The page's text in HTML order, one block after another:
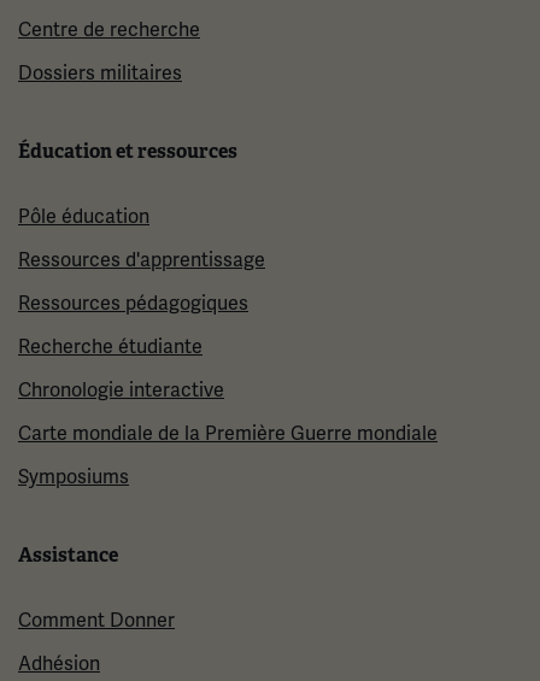
Centre de recherche
Dossiers militaires
Éducation et ressources
Pôle éducation
Ressources d'apprentissage
Ressources pédagogiques
Recherche étudiante
Chronologie interactive
Carte mondiale de la Première Guerre mondiale
Symposiums
Assistance
Comment Donner
Adhésion